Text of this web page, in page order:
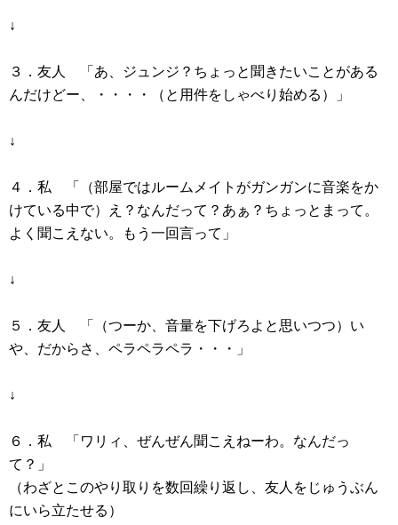
↓
３．友人 「あ、ジュンジ？ちょっと聞きたいことがある
んだけどー、・・・・（と用件をしゃべり始める）」
↓
４．私 「（部屋ではルームメイトがガンガンに音楽をか
けている中で）え？なんだって？あぁ？ちょっとまって。
よく聞こえない。もう一回言って」
↓
５．友人 「（つーか、音量を下げろよと思いつつ）い
や、だからさ、ペラペラペラ・・・」
↓
６．私 「ワリィ、ぜんぜん聞こえねーわ。なんだっ
て？」
（わざとこのやり取りを数回繰り返し、友人をじゅうぶん
にいら立たせる）